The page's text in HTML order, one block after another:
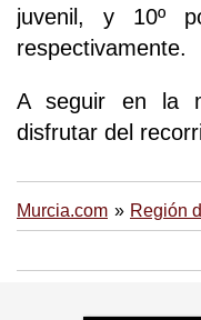
juvenil, y 10º
respectivamente.
A seguir en la
disfrutar del
Murcia.com Región